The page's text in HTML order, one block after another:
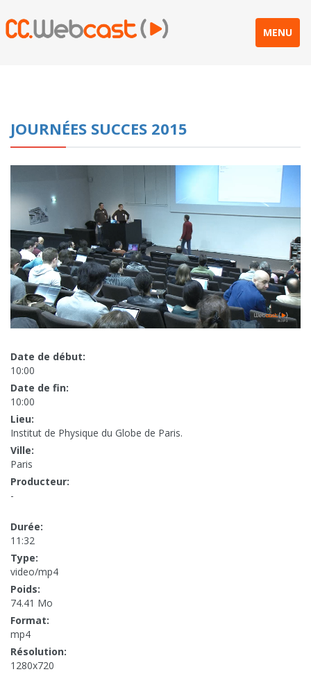
MENU
JOURNÉES SUCCES 2015
Date de début:
10:00
Date de fin:
10:00
Lieu:
Institut de Physique du Globe de Paris.
Ville:
Paris
Producteur:
-
Durée:
11:32
Type:
video/mp4
Poids:
74.41 Mo
Format:
mp4
Résolution:
1280x720